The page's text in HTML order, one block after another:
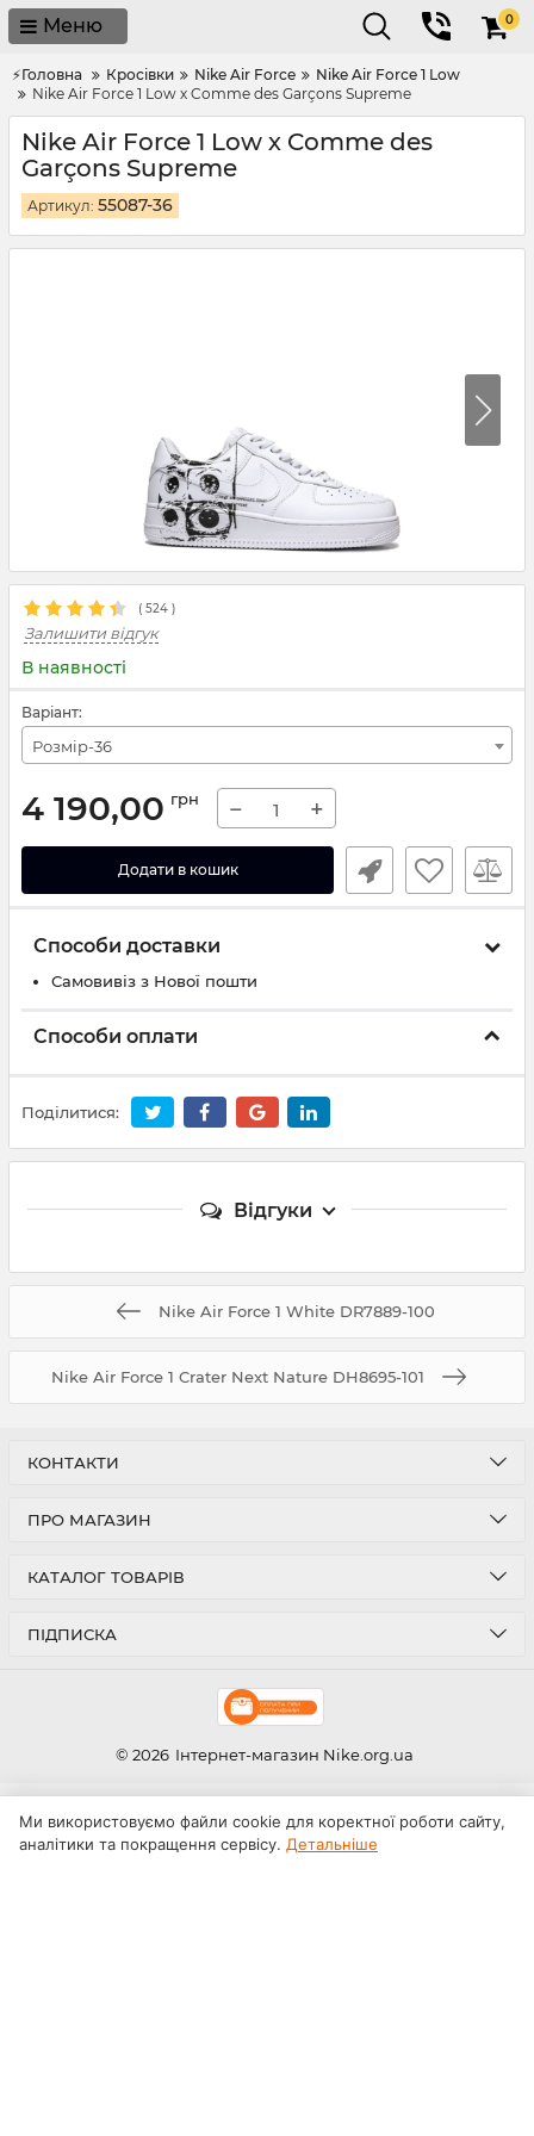
Меню 0
⚡Головна Кросівки Nike Air Force
Nike Air Force 1 Low
Nike Air Force 1 Low х Comme des Garçons Supreme
Nike Air Force 1 Low х Comme des
Garçons Supreme
Артикул: 55087-36
( 524 )
Залишити відгук
В наявності
Варіант:
Розмір-36
4 190,00 грн − +
Додати в кошик
Способи доставки
Самовивіз з Нової пошти
Способи оплати
Поділитися:
Відгуки
Nike Air Force 1 White DR7889-100
Nike Air Force 1 Crater Next Nature DH8695-101
КОНТАКТИ
ПРО МАГАЗИН
КАТАЛОГ ТОВАРІВ
ПІДПИСКА
© 2026 Інтернет-магазин Nike.org.ua
Ми використовуємо файли cookie для коректної роботи сайту,
аналітики та покращення сервісу. Детальніше